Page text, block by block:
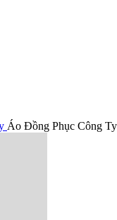
Áo Đồng Phục Công